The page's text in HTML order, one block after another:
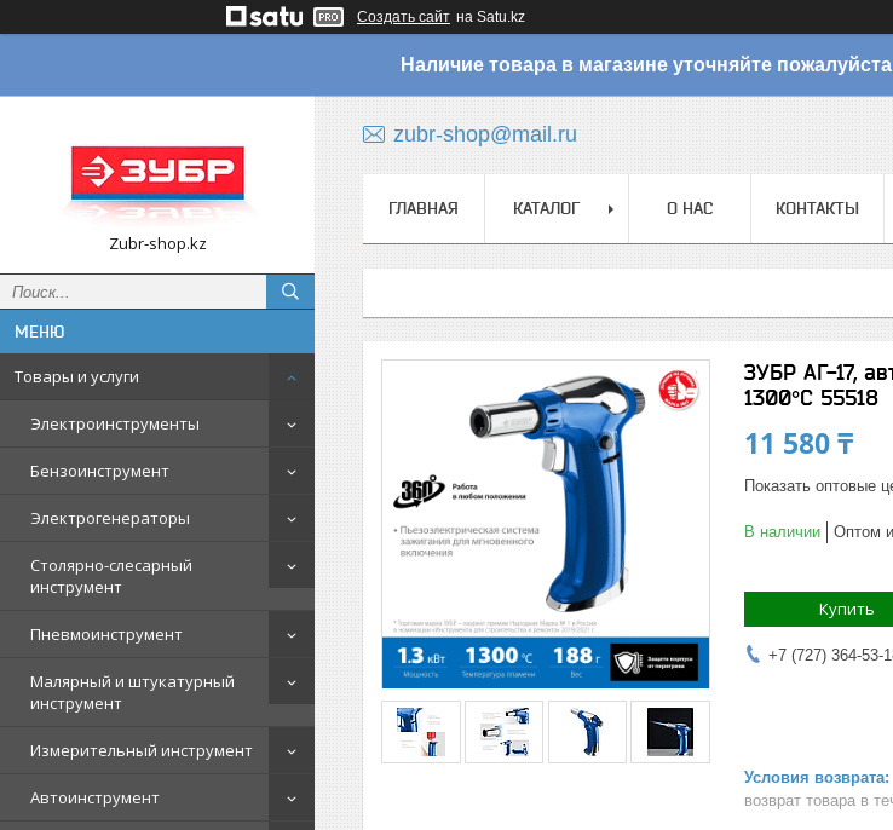
Создать сайт на Satu.kz
Наличие товара в магазине уточняйте
Zubr-shop.kz
Товары и услуги
Электроинструменты
Бензоинструмент
Электрогенераторы
Столярно-слесарный
инструмент
Пневмоинструмент
Малярный и штукатурный
инструмент
Измерительный инструмент
Автоинструмент
zubr-shop@mail.ru
ГЛАВНАЯ КАТАЛОГ О НАС КОНТАКТЫ
ЗУБР АГ-17,
1300°C 55518
11 580 ₸
Показать оптовые
В наличии Оптом
Купить
+7 (727) 364-53-
возврат товара в